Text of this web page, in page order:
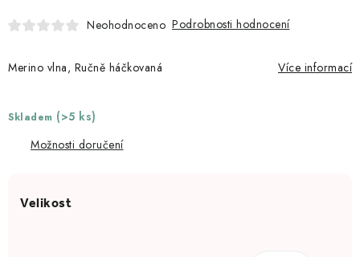
Neohodnoceno Podrobnosti hodnocení
Merino vlna, Ručně háčkovaná Více informací
Skladem (>5 ks)
Možnosti doručení